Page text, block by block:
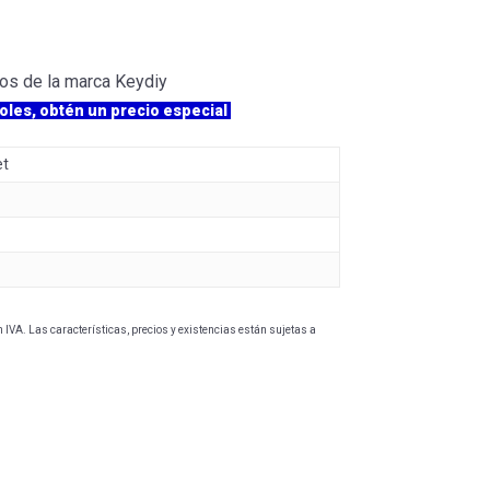
de la marca Keydiy
obtén un precio especial
IVA. Las características, precios y existencias están sujetas a